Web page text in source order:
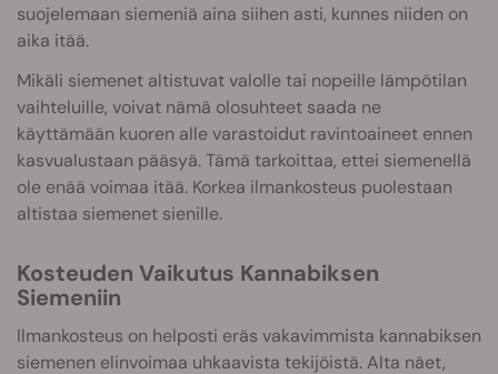
suojelemaan siemeniä aina siihen asti, kunnes niiden on
aika itää.
Mikäli siemenet altistuvat valolle tai nopeille lämpötilan
vaihteluille, voivat nämä olosuhteet saada ne
käyttämään kuoren alle varastoidut ravintoaineet ennen
kasvualustaan pääsyä. Tämä tarkoittaa, ettei siemenellä
ole enää voimaa itää. Korkea ilmankosteus puolestaan
altistaa siemenet sienille.
Kosteuden Vaikutus Kannabiksen
Siemeniin
Ilmankosteus on helposti eräs vakavimmista kannabiksen
siemenen elinvoimaa uhkaavista tekijöistä. Alta näet,